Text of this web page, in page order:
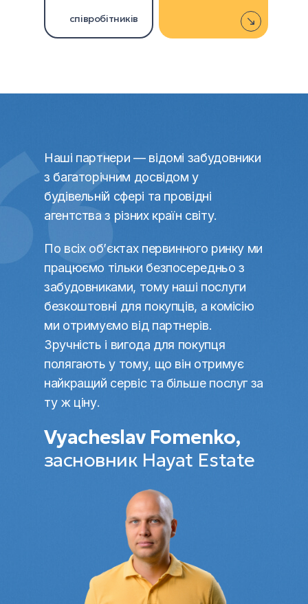
співробітників
Наші партнери — відомі забудовники
з багаторічним досвідом у
будівельній сфері та провідні
агентства з різних країн світу.
По всіх об’єктах первинного ринку ми
працюємо тільки безпосередньо з
забудовниками, тому наші послуги
безкоштовні для покупців, а комісію
ми отримуємо від партнерів.
Зручність і вигода для покупця
полягають у тому, що він отримує
найкращий сервіс та більше послуг за
ту ж ціну.
Vyacheslav Fomenko,
засновник Hayat Estate